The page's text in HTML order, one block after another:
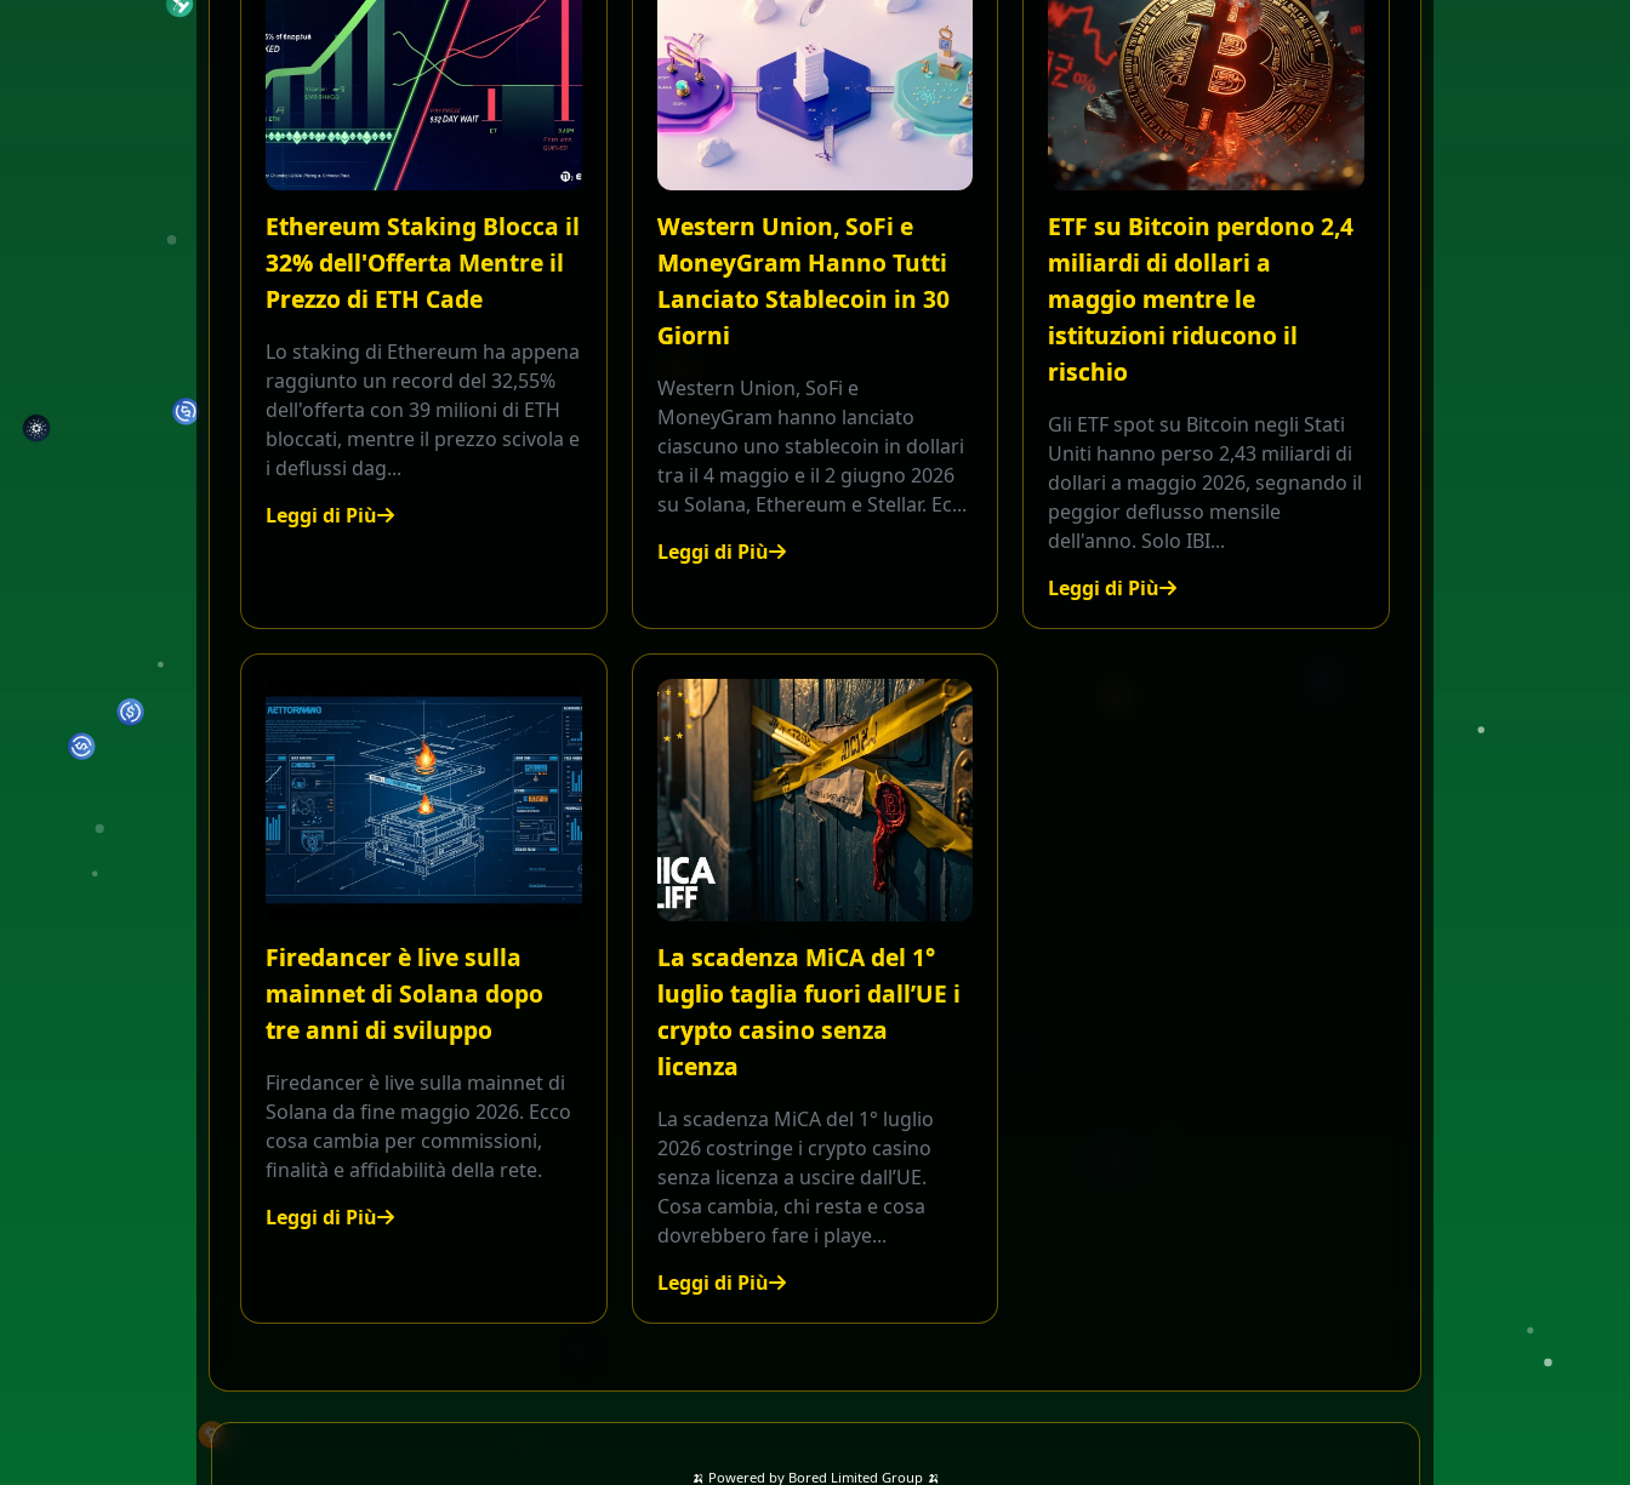
Ethereum Staking Blocca il
32% dell'Offerta Mentre il
Prezzo di ETH Cade
Lo staking di Ethereum ha appena
raggiunto un record del 32,55%
dell'offerta con 39 milioni di ETH
bloccati, mentre il prezzo scivola e
i deflussi dag...
Leggi di Più
Western Union, SoFi e
MoneyGram Hanno Tutti
Lanciato Stablecoin in 30
Giorni
Western Union, SoFi e
MoneyGram hanno lanciato
ciascuno uno stablecoin in dollari
tra il 4 maggio e il 2 giugno 2026
su Solana, Ethereum e Stellar. Ec...
Leggi di Più
ETF su Bitcoin perdono 2,4
miliardi di dollari a
maggio mentre le
istituzioni riducono il
rischio
Gli ETF spot su Bitcoin negli Stati
Uniti hanno perso 2,43 miliardi di
dollari a maggio 2026, segnando il
peggior deflusso mensile
dell'anno. Solo IBI...
Leggi di Più
Firedancer è live sulla
mainnet di Solana dopo
tre anni di sviluppo
Firedancer è live sulla mainnet di
Solana da fine maggio 2026. Ecco
cosa cambia per commissioni,
finalità e affidabilità della rete.
Leggi di Più
La scadenza MiCA del 1°
luglio taglia fuori dall’UE i
crypto casino senza
licenza
La scadenza MiCA del 1° luglio
2026 costringe i crypto casino
senza licenza a uscire dall’UE.
Cosa cambia, chi resta e cosa
dovrebbero fare i playe...
Leggi di Più
🍌 Powered by Bored Limited Group 🍌